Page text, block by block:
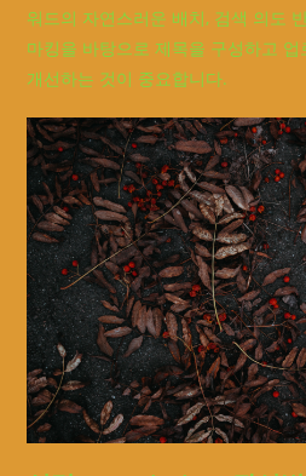
워드의 자연스러운 배치, 검색 의도
마킹을 바탕으로 제목을 구성하고
개선하는 것이 중요합니다.